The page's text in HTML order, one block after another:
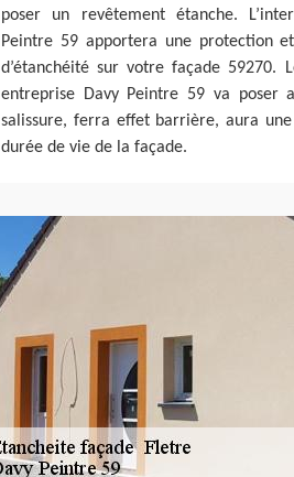
poser un revêtement étanche.
Peintre 59 apportera une protection
d’étanchéité sur votre façade 59270.
entreprise Davy Peintre 59 va poser
salissure, ferra effet barrière, aura
durée de vie de la façade.